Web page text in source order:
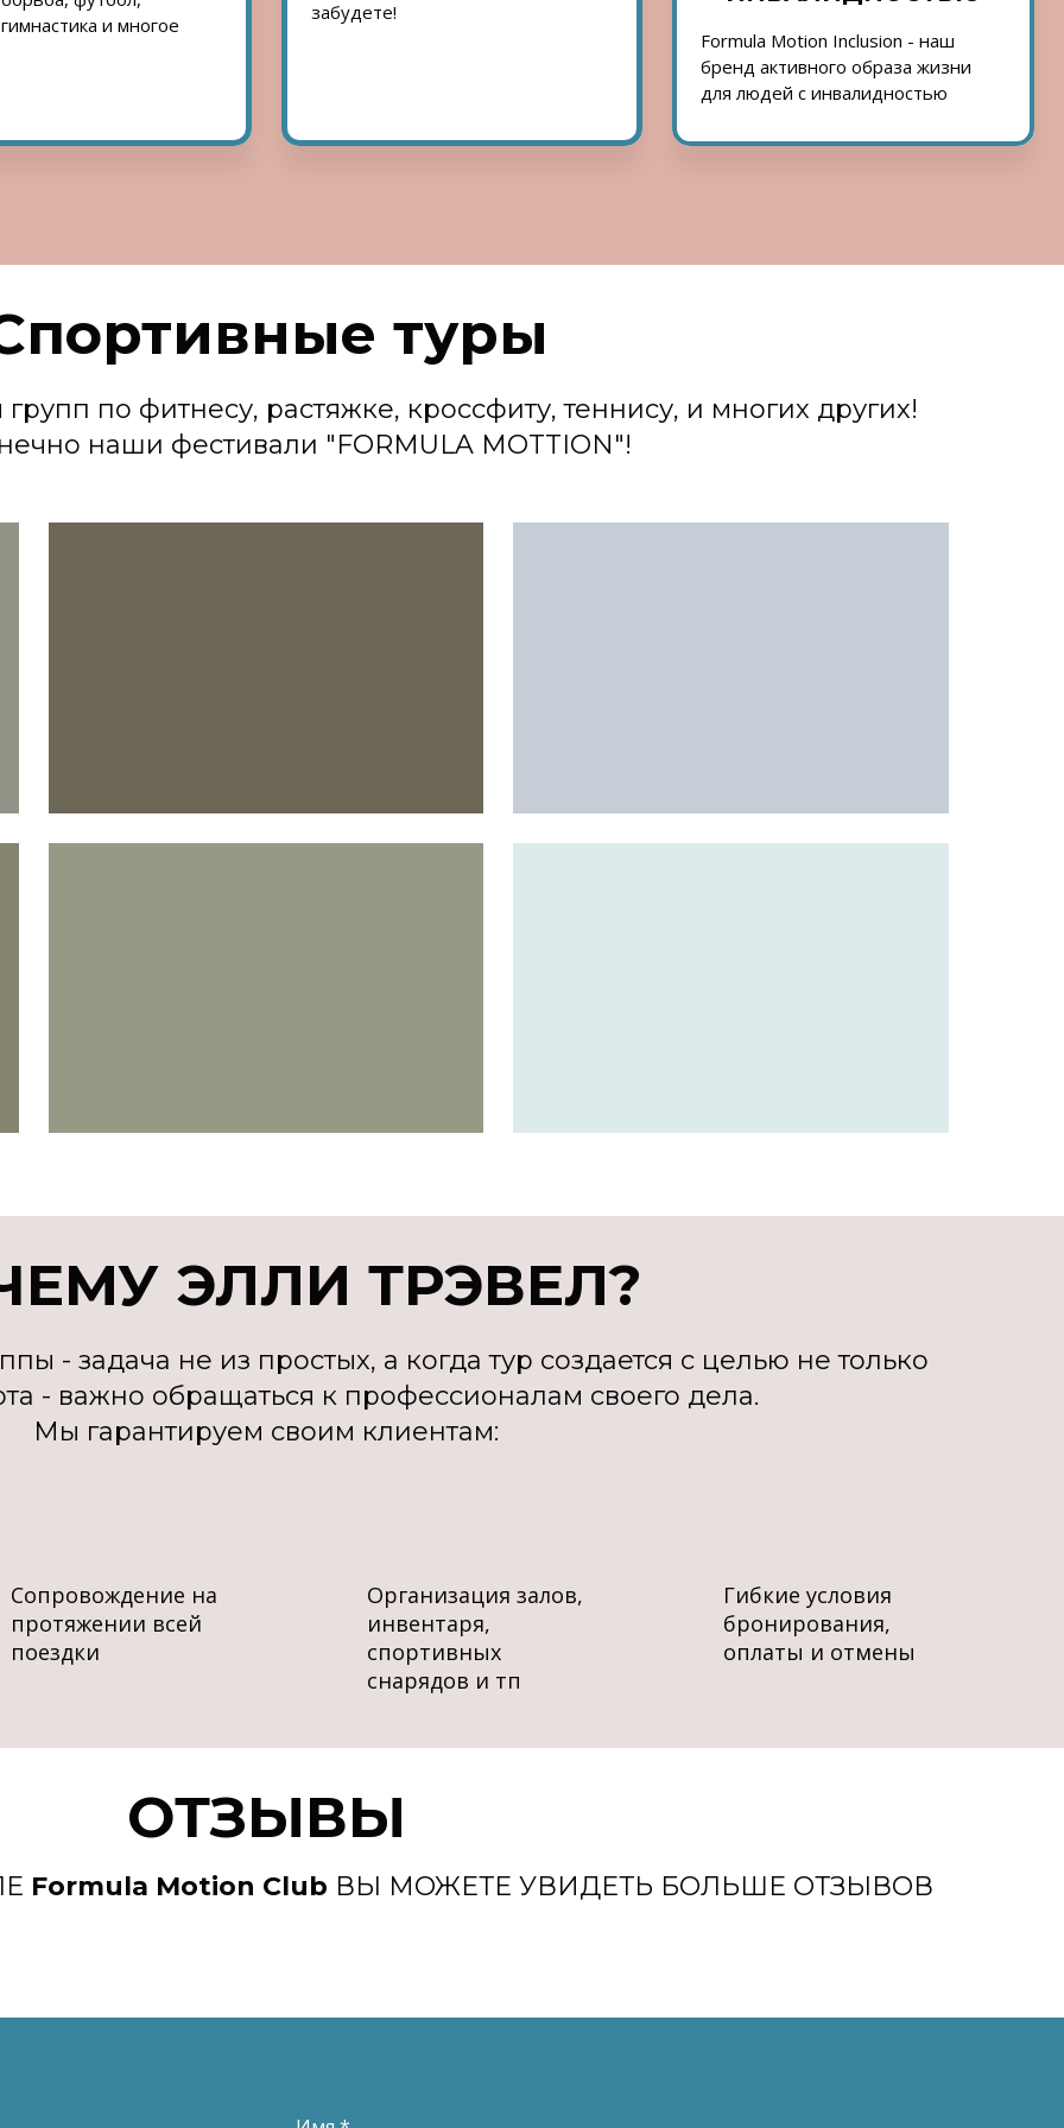
и многое
забудете!
Formula Motion Inclusion - наш
бренд активного образа жизни
для людей с инвалидностью
туры
по фитнесу, растяжке, кроссфиту, теннису, и многих других!
наши фестивали "FORMULA MOTTION"!
ЭЛЛИ ТРЭВЕЛ?
- задача не из простых, а когда тур создается с целью не только
- важно обращаться к профессионалам своего дела.
Мы гарантируем своим клиентам:
Сопровождение на
протяжении всей
поездки
Организация залов,
инвентаря,
спортивных
снарядов и тп
Гибкие условия
бронирования,
оплаты и отмены
ОТЗЫВЫ
Formula Motion Club ВЫ МОЖЕТЕ УВИДЕТЬ БОЛЬШЕ ОТЗЫВОВ